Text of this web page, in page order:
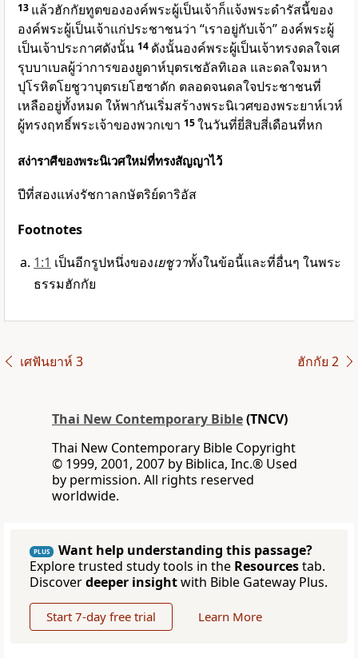
13 แล้วฮักกัยทูตขององค์พระผู้เป็นเจ้าก็แจ้งพระดำรัสนี้ของ
องค์พระผู้เป็นเจ้าแก่ประชาชนว่า “เราอยู่กับเจ้า” องค์พระผู้
เป็นเจ้าประกาศดังนั้น 14 ดังนั้นองค์พระผู้เป็นเจ้าทรงดลใจเศ
รุบบาเบลผู้ว่าการของยูดาห์บุตรเชอัลทิเอล และดลใจมหา
ปุโรหิตโยชูวาบุตรเยโฮซาดัก ตลอดจนดลใจประชาชนที่
เหลืออยู่ทั้งหมด ให้พากันเริ่มสร้างพระนิเวศของพระยาห์เวห์
ผู้ทรงฤทธิ์พระเจ้าของพวกเขา 15ในวันที่ยี่สิบสี่เดือนที่หก
สง่าราศีของพระนิเวศใหม่ที่ทรงสัญญาไว้
ปีที่สองแห่งรัชกาลกษัตริย์ดาริอัส
Footnotes
1:1 เป็นอีกรูปหนึ่งของเยชูวาทั้งในข้อนี้และที่อื่นๆ ในพระ
ธรรมฮักกัย
เศฟันยาห์ 3 ฮักกัย 2
Thai New Contemporary Bible(TNCV)
Thai New Contemporary Bible Copyright
© 1999, 2001, 2007 by Biblica, Inc.® Used
by permission. All rights reserved
worldwide.
PLUS
Want help understanding this passage?
Explore trusted study tools in the Resourcestab.
Discoverdeeper insightwith Bible Gateway Plus.
Start 7-day free trial Learn More